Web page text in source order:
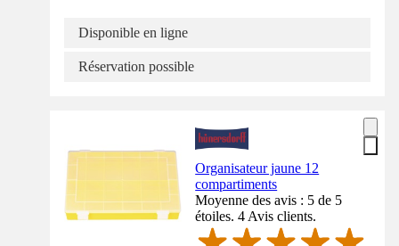
Disponible en ligne
Réservation possible
Organisateur jaune 12
compartiments
Moyenne des avis : 5 de 5
étoiles. 4 Avis clients.